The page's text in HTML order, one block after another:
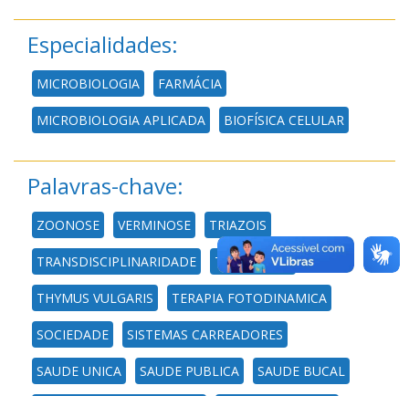
Especialidades:
MICROBIOLOGIA FARMÁCIA
MICROBIOLOGIA APLICADA BIOFÍSICA CELULAR
Palavras-chave:
ZOONOSE VERMINOSE TRIAZOIS
TRANSDISCIPLINARIDADE TOXICIDADE
THYMUS VULGARIS TERAPIA FOTODINAMICA
SOCIEDADE SISTEMAS CARREADORES
SAUDE UNICA SAUDE PUBLICA SAUDE BUCAL